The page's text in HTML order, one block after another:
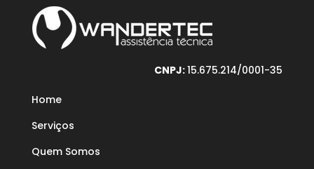
CNPJ:15.675.214/0001-35
Home
Serviços
Quem Somos